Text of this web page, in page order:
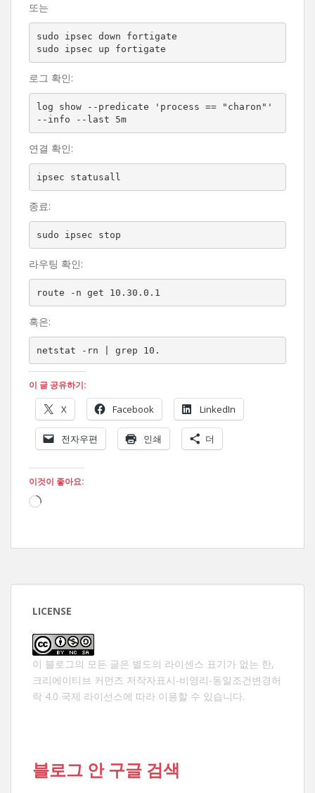
또는
sudo ipsec down fortigate
sudo ipsec up fortigate
로그 확인:
log show --predicate 'process == "charon"'
--info --last 5m
연결 확인:
ipsec statusall
종료:
sudo ipsec stop
라우팅 확인:
route -n get 10.30.0.1
혹은:
netstat -rn | grep 10.
이 글 공유하기:
X Facebook LinkedIn
전자우편 인쇄 더
이것이 좋아요:
로
LICENSE
이 블로그의 모든 글은 별도의 라이센스 표기가 없는 한,
크리에이티브 커먼즈 저작자표시-비영리-동일조건변경허
락 4.0 국제 라이선스에 따라 이용할 수 있습니다.
블로그 안 구글 검색